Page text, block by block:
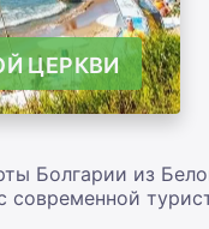
ЦЕРКВИ
Болгарии из